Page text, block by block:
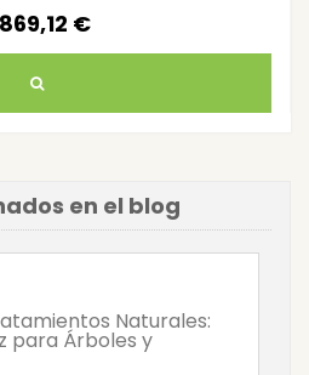
€
en el blog
Naturales:
para Árboles y